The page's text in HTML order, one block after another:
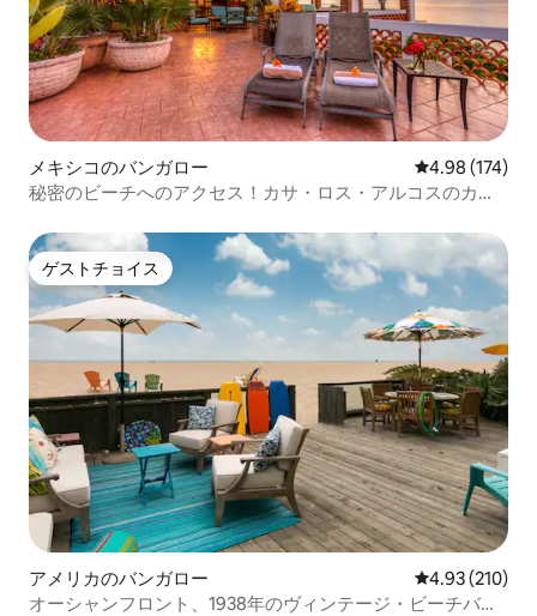
メキシコのバンガロー レビュー174
4.98 (174)
秘密のビーチへのアクセス！カサ・ロス・アルコスのカ
ゲストチョイス
ゲストチョイス
アメリカのバンガロー レビュー210
4.93 (210)
オーシャンフロント、1938年のヴィンテージ・ビーチバン